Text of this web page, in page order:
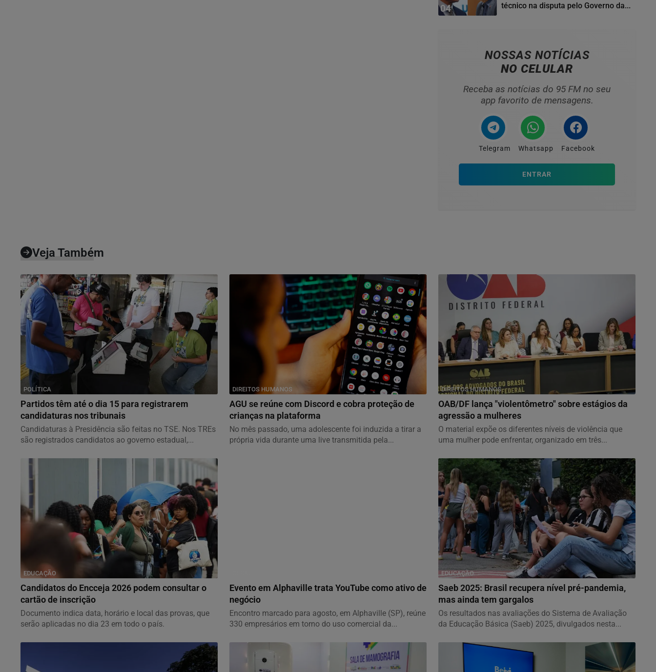
04
técnico na disputa pelo Governo da...
NOSSAS NOTÍCIAS
NO CELULAR
Receba as notícias do 95 FM no seu
app favorito de mensagens.
Telegram Whatsapp Facebook
ENTRAR
Veja Também
POLÍTICA
Partidos têm até o dia 15 para registrarem
candidaturas nos tribunais
Candidaturas à Presidência são feitas no TSE. Nos TREs
são registrados candidatos ao governo estadual,...
DIREITOS HUMANOS
AGU se reúne com Discord e cobra proteção de
crianças na plataforma
No mês passado, uma adolescente foi induzida a tirar a
própria vida durante uma live transmitida pela...
DIREITOS HUMANOS
OAB/DF lança "violentômetro" sobre estágios da
agressão a mulheres
O material expõe os diferentes níveis de violência que
uma mulher pode enfrentar, organizado em três...
EDUCAÇÃO
Candidatos do Encceja 2026 podem consultar o
cartão de inscrição
Documento indica data, horário e local das provas, que
serão aplicadas no dia 23 em todo o país.
Evento em Alphaville trata YouTube como ativo de
negócio
Encontro marcado para agosto, em Alphaville (SP), reúne
330 empresários em torno do uso comercial da...
EDUCAÇÃO
Saeb 2025: Brasil recupera nível pré-pandemia,
mas ainda tem gargalos
Os resultados nas avaliações do Sistema de Avaliação
da Educação Básica (Saeb) 2025, divulgados nesta...